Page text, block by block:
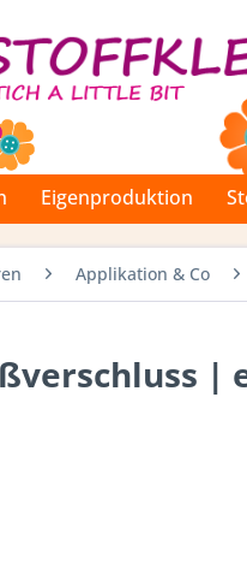
Eigenproduktion
Applikation & Co
|